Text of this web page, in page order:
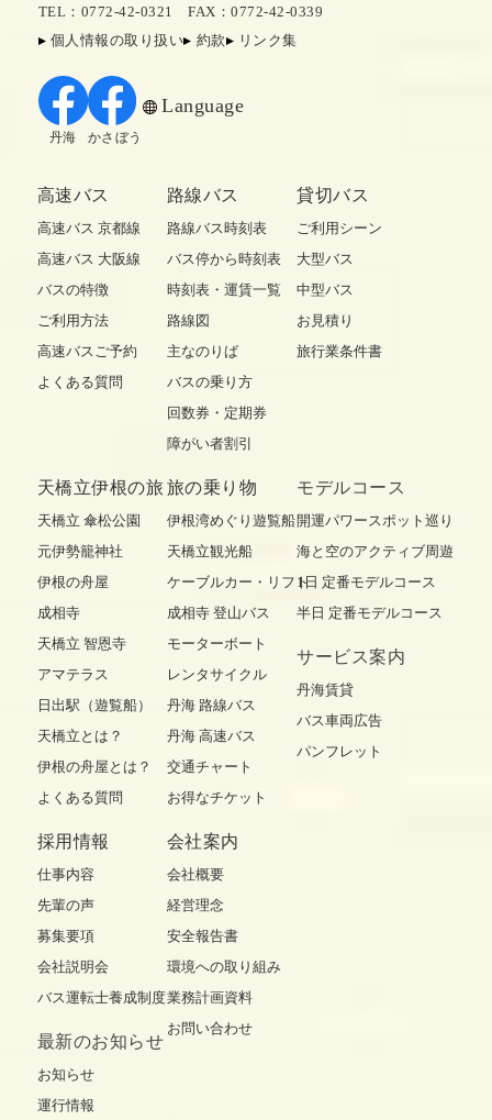
TEL：0772-42-0321
FAX：0772-42-0339
個人情報の取り扱い
約款 リンク集
Language
丹海 かさぼう
高速バス
高速バス 京都線
高速バス 大阪線
バスの特徴
ご利用方法
高速バスご予約
よくある質問
路線バス
路線バス時刻表
バス停から時刻表
時刻表・運賃一覧
路線図
主なのりば
バスの乗り方
回数券・定期券
障がい者割引
貸切バス
ご利用シーン
大型バス
中型バス
お見積り
旅行業条件書
天橋立伊根の旅
天橋立 傘松公園
元伊勢籠神社
伊根の舟屋
成相寺
天橋立 智恩寺
アマテラス
日出駅（遊覧船）
天橋立とは？
伊根の舟屋とは？
よくある質問
旅の乗り物
伊根湾めぐり遊覧船
天橋立観光船
ケーブルカー・リフト
成相寺 登山バス
モーターボート
レンタサイクル
丹海 路線バス
丹海 高速バス
交通チャート
お得なチケット
モデルコース
開運パワースポット巡り
海と空のアクティブ周遊
1日 定番モデルコース
半日 定番モデルコース
サービス案内
丹海賃貸
バス車両広告
パンフレット
採用情報
仕事内容
先輩の声
募集要項
会社説明会
バス運転士養成制度
最新のお知らせ
お知らせ
運行情報
会社案内
会社概要
経営理念
安全報告書
環境への取り組み
業務計画資料
お問い合わせ